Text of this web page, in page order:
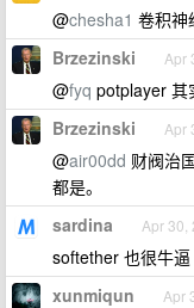
@chesha1 卷积神
Brzezinski Apr
@fyq potplayer 其
Brzezinski Apr
@air00dd 财阀治
都是。
sardina Apr 30,
softether 也很牛逼
xunmiqun Apr